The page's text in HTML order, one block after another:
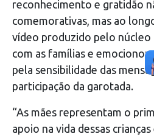
reconhecimento e gratidão
comemorativas, mas ao
vídeo produzido pelo
com as famílias e
pela sensibilidade das
participação da garotada.
“As mães representam o
apoio na vida dessas